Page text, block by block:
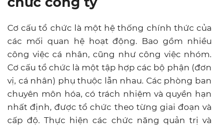
Cơ cấu tổ chức là một hệ thống chính thức của
các mối quan hệ hoạt động. Bao gồm nhiều
công việc cá nhân, cũng như công việc nhóm.
Cơ cấu tổ chức là một tập hợp các bộ phận (đơn
vị, cá nhân) phụ thuộc lẫn nhau. Các phòng ban
chuyên môn hóa, có trách nhiệm và quyền hạn
nhất định, được tổ chức theo từng giai đoạn và
cấp độ. Thực hiện các chức năng quản trị và